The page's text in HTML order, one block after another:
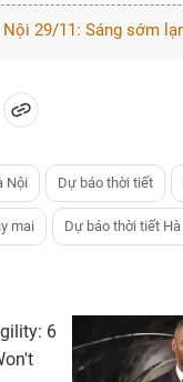
29/11: Sáng sớm
Nội Dự báo thời tiết
mai Dự báo thời tiết